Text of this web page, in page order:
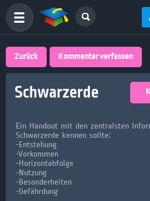
Zurück Kommentar verfassen
Schwarzerde
Ein Handout mit den zentralsten
Schwarzerde kennen sollte:
-Entstehung
-Vorkommen
-Horizontabfolge
-Nutzung
-Besonderheiten
-Gefährdung